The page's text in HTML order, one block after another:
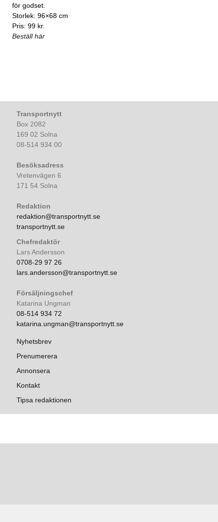
för godset.
Storlek: 96×68 cm
Pris: 99 kr.
Beställ här
Transportnytt
Box 2082
169 02 Solna
08-514 934 00
Besöksadress
Vretenvägen 6
171 54 Solna
Redaktion
redaktion@transportnytt.se
transportnytt.se
Chefredaktör
Lars Andersson
0708-29 97 26
lars.andersson@transportnytt.se
Försäljningschef
Katarina Ungman
08-514 934 72
katarina.ungman@transportnytt.se
Nyhetsbrev
Prenumerera
Annonsera
Kontakt
Tipsa redaktionen